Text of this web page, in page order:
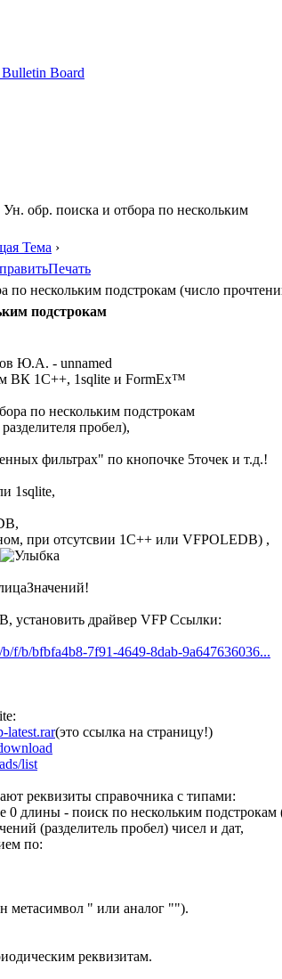
Ун. обр. поиска и отбора по нескольким
Тема ›
Печать
по нескольким подстрокам (число
подстрокам
Ю.А. - unnamed
ВК 1С++, 1sqlite и FormEx™
по нескольким подстрокам
пробел),
фильтрах" по кнопочке 5точек и т.д.!
1sqlite,
при отсутсвии 1С++ или VFPOLEDB) ,
установить драйвер VFP Ссылки:
f/b/bfbfa4b8-7f91-4649-8dab-9a647636036...
latest.rar(это ссылка на страницу!)
list
реквизиты справочника с типами:
длины - поиск по нескольким подстрокам
(разделитель пробел) чисел и дат,
по:
метасимвол " или аналог "").
реквизитам.